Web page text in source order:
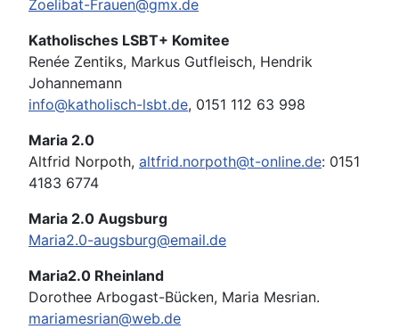
Zoelibat-Frauen@gmx.de
Katholisches LSBT+ Komitee
Renée Zentiks, Markus Gutfleisch, Hendrik
Johannemann
info@katholisch-lsbt.de, 0151 112 63 998
Maria 2.0
Altfrid Norpoth, altfrid.norpoth@t-online.de: 0151
4183 6774
Maria 2.0 Augsburg
Maria2.0-augsburg@email.de
Maria2.0 Rheinland
Dorothee Arbogast-Bücken, Maria Mesrian.
mariamesrian@web.de